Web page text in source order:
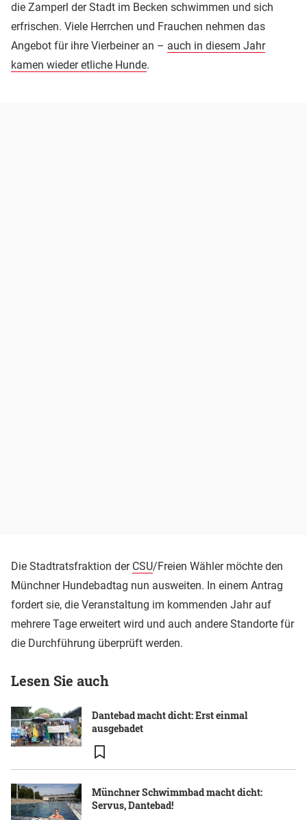
die Zamperl der Stadt im Becken schwimmen und sich
erfrischen. Viele Herrchen und Frauchen nehmen das
Angebot für ihre Vierbeiner an – auch in diesem Jahr
kamen wieder etliche Hunde.
Die Stadtratsfraktion der CSU/Freien Wähler möchte den
Münchner Hundebadtag nun ausweiten. In einem Antrag
fordert sie, die Veranstaltung im kommenden Jahr auf
mehrere Tage erweitert wird und auch andere Standorte für
die Durchführung überprüft werden.
Lesen Sie auch
Dantebad macht dicht: Erst einmal
ausgebadet
Münchner Schwimmbad macht dicht:
Servus, Dantebad!